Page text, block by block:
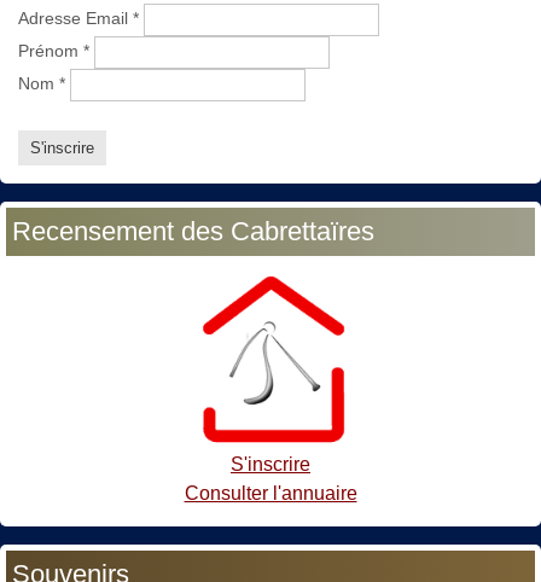
Adresse Email *
Prénom *
Nom *
Recensement des Cabrettaïres
S'inscrire
Consulter l'annuaire
Souvenirs